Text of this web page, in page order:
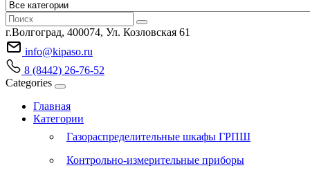
г.Волгоград, 400074, Ул. Козловская 61
info@kipaso.ru
8 (8442) 26-76-52
Categories
Главная
Категории
Газораспределительные шкафы ГРПШ
Контрольно-измерительные приборы